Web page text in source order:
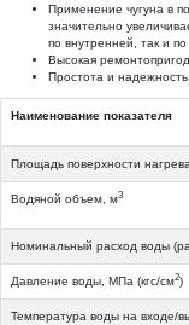
Применение чугуна в
значительно
по внутренней, так и
Высокая
Простота и надежность
Наименование показателя
Площадь поверхности
Водяной объем, м3
Номинальный расход воды
Давление воды, МПа (кгс/см2)
Температура воды на входе/